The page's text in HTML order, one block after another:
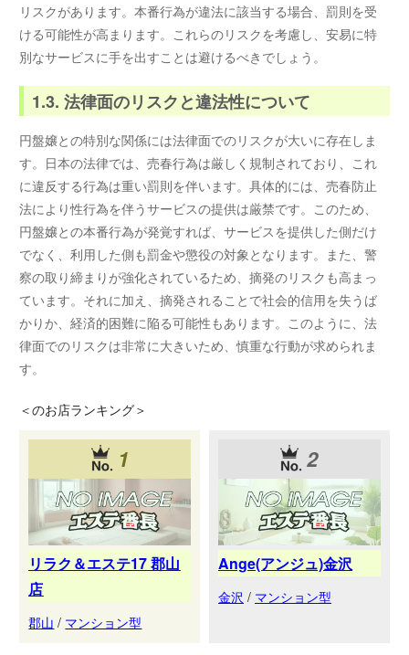
リスクがあります。本番行為が違法に該当する場合、罰則を受
ける可能性が高まります。これらのリスクを考慮し、安易に特
別なサービスに手を出すことは避けるべきでしょう。
1.3. 法律面のリスクと違法性について
円盤嬢との特別な関係には法律面でのリスクが大いに存在しま
す。日本の法律では、売春行為は厳しく規制されており、これ
に違反する行為は重い罰則を伴います。具体的には、売春防止
法により性行為を伴うサービスの提供は厳禁です。このため、
円盤嬢との本番行為が発覚すれば、サービスを提供した側だけ
でなく、利用した側も罰金や懲役の対象となります。また、警
察の取り締まりが強化されているため、摘発のリスクも高まっ
ています。それに加え、摘発されることで社会的信用を失うば
かりか、経済的困難に陥る可能性もあります。このように、法
律面でのリスクは非常に大きいため、慎重な行動が求められま
す。
＜のお店ランキング＞
1
リラク＆エステ17 郡山
店
郡山 / マンション型
2
Ange(アンジュ)金沢
金沢 / マンション型